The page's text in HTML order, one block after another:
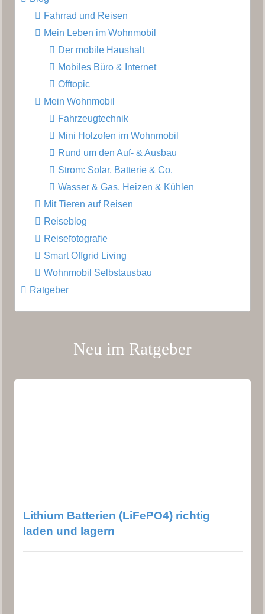
Fahrrad und Reisen
Mein Leben im Wohnmobil
Der mobile Haushalt
Mobiles Büro & Internet
Offtopic
Mein Wohnmobil
Fahrzeugtechnik
Mini Holzofen im Wohnmobil
Rund um den Auf- & Ausbau
Strom: Solar, Batterie & Co.
Wasser & Gas, Heizen & Kühlen
Mit Tieren auf Reisen
Reiseblog
Reisefotografie
Smart Offgrid Living
Wohnmobil Selbstausbau
Ratgeber
Neu im Ratgeber
Lithium Batterien (LiFePO4) richtig
laden und lagern